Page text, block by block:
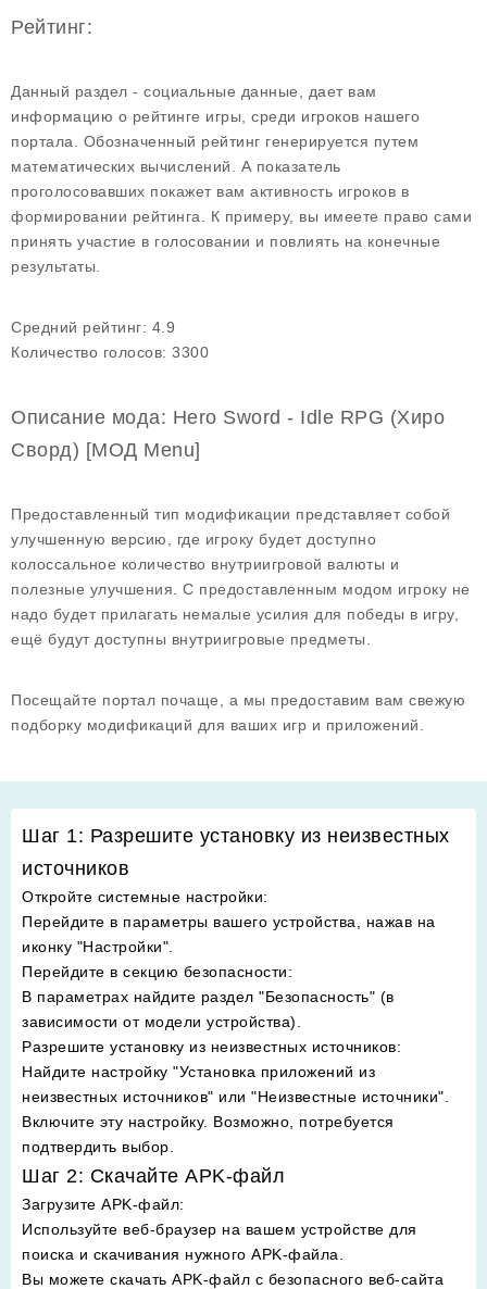
Рейтинг:
Данный раздел - социальные данные, дает вам
информацию о рейтинге игры, среди игроков нашего
портала. Обозначенный рейтинг генерируется путем
математических вычислений. А показатель
проголосовавших покажет вам активность игроков в
формировании рейтинга. К примеру, вы имеете право сами
принять участие в голосовании и повлиять на конечные
результаты.
Средний рейтинг: 4.9
Количество голосов: 3300
Описание мода: Hero Sword - Idle RPG (Хиро
Сворд) [МОД Menu]
Предоставленный тип модификации представляет собой
улучшенную версию, где игроку будет доступно
колоссальное количество внутриигровой валюты и
полезные улучшения. С предоставленным модом игроку не
надо будет прилагать немалые усилия для победы в игру,
ещё будут доступны внутриигровые предметы.
Посещайте портал почаще, а мы предоставим вам свежую
подборку модификаций для ваших игр и приложений.
Шаг 1: Разрешите установку из неизвестных
источников
Откройте системные настройки:
Перейдите в параметры вашего устройства, нажав на
иконку "Настройки".
Перейдите в секцию безопасности:
В параметрах найдите раздел "Безопасность" (в
зависимости от модели устройства).
Разрешите установку из неизвестных источников:
Найдите настройку "Установка приложений из
неизвестных источников" или "Неизвестные источники".
Включите эту настройку. Возможно, потребуется
подтвердить выбор.
Шаг 2: Скачайте APK-файл
Загрузите APK-файл:
Используйте веб-браузер на вашем устройстве для
поиска и скачивания нужного APK-файла.
Вы можете скачать APK-файл с безопасного веб-сайта